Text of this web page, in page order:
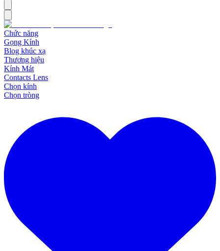
Chức năng
Gọng Kính
Blog khúc xạ
Thương hiệu
Kính Mát
Contacts Lens
Chọn kính
Chọn tròng